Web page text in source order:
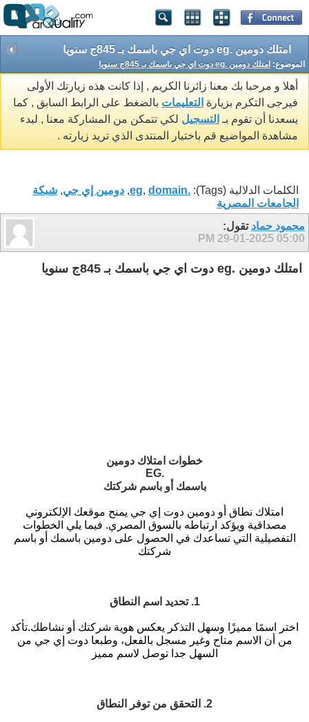
امتلك دومين .eg دوت اي جي باسمك بـ 845ج سنويا
الموضوع: امتلك دومين .eg دوت اي جي باسمك بـ 845ج سنويا
أهلا و مرحبا بك معنا زائرنا الكريم , إذا كانت هذه زيارتك الأولى
فيرجى التكرم بزيارة التعليمات بالضغط على الرابط السابق , كما
يسعدنا أن تقوم بـ التسجيل لكي تتمكن من المشاركة معنا , لبدء
مشاهدة المواضيع قم باختيار المنتدى الذي تريد زيارته .
الكلمات الدلالية (Tags): .eg
, domain
, دومين إي جي, شبكة
الجامعات المصرية
محمود حماد تقول:
29-01-2025 05:00 PM
امتلك دومين .eg دوت اي جي باسمك بـ 845ج سنويا
خطوات امتلاك دومين
.EG
باسمك أو باسم شركتك
امتلاك نطاق أو دومين دوت إي جي يمنح موقعك الإلكتروني
مصداقية ويؤكد ارتباطه بالسوق المصري. فيما يلي الخطوات
التفصيلية التي تساعدك في الحصول على دومين باسمك أو باسم
شركتك
1. تحديد اسم النطاق
اختر اسمًا مميزًا وسهل التذكر يعكس هوية شركتك أو نشاطك.تأكد
من أن الاسم متاح وغير مسجل بالفعل، وطبعا دوت إي جي من
السهل جدا توصل لاسم مميز
2. التحقق من توفر النطاق